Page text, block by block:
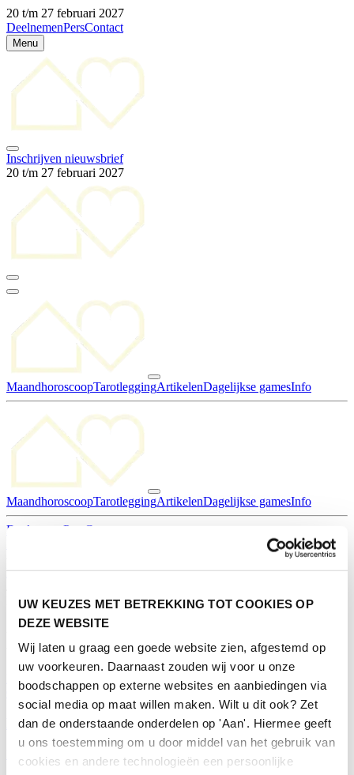
UW KEUZES MET BETREKKING TOT COOKIES OP
DEZE WEBSITE
Wij laten u graag een goede website zien, afgestemd op
uw voorkeuren. Daarnaast zouden wij voor u onze
boodschappen op externe websites en aanbiedingen via
social media op maat willen maken. Wilt u dit ook? Zet
dan de onderstaande onderdelen op 'Aan'. Hiermee geeft
u ons toestemming om u door middel van het gebruik van
cookies en andere technologieën een persoonlijke
20 t/m 27 februari 2027
DeelnemenPersContact
Menu
Inschrijven nieuwsbrief
20 t/m 27 februari 2027
MaandhoroscoopTarotleggingArtikelenDagelijkse gamesInfo
MaandhoroscoopTarotleggingArtikelenDagelijkse gamesInfo
Deelnemen Pers
Contact
Home
Nieuws
Nieuws
Body & Mind Eventnieuws Food & Drinks Home &
GardenHoofdgerechtLife en Living
Eva Jinek - Waarom katten en geen ander huisdier?
Life en Living